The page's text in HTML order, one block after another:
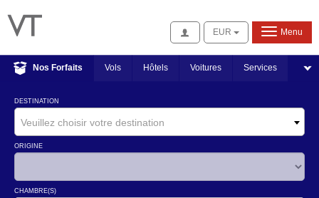
Se connecter
EUR Menu
Nos Forfaits Vols Hôtels Voitures Services
DESTINATION
Veuillez choisir votre destination
ORIGINE
CHAMBRE(S)